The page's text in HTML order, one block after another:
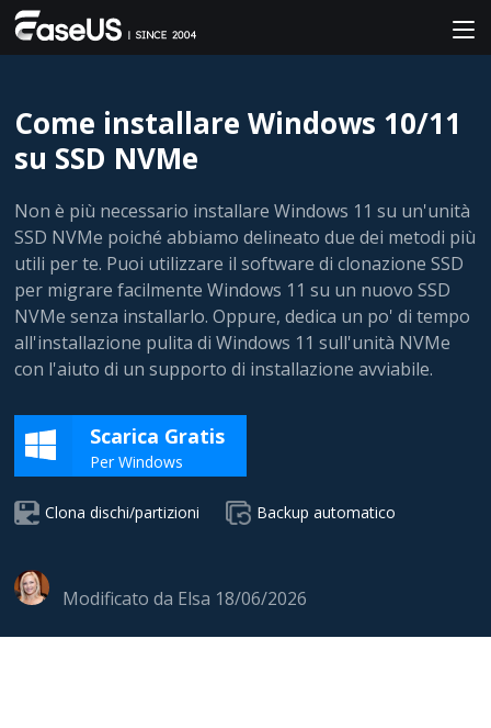
Come installare Windows 10/11
su SSD NVMe
Non è più necessario installare Windows 11 su un'unità
SSD NVMe poiché abbiamo delineato due dei metodi più
utili per te. Puoi utilizzare il software di clonazione SSD
per migrare facilmente Windows 11 su un nuovo SSD
NVMe senza installarlo. Oppure, dedica un po' di tempo
all'installazione pulita di Windows 11 sull'unità NVMe
con l'aiuto di un supporto di installazione avviabile.
Scarica Gratis
Per Windows
Clona dischi/partizioni Backup automatico
Modificato da Elsa 18/06/2026